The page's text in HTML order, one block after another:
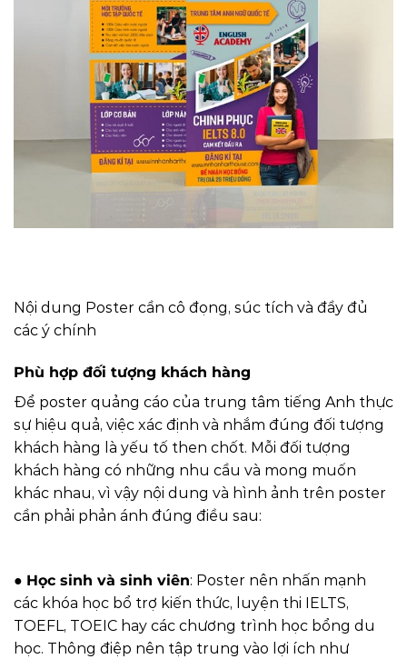
Nội dung Poster cần cô đọng, súc tích và đầy đủ
các ý chính
Phù hợp đối tượng khách hàng
Để poster quảng cáo của trung tâm tiếng Anh thực
sự hiệu quả, việc xác định và nhắm đúng đối tượng
khách hàng là yếu tố then chốt. Mỗi đối tượng
khách hàng có những nhu cầu và mong muốn
khác nhau, vì vậy nội dung và hình ảnh trên poster
cần phải phản ánh đúng điều sau:
● Học sinh và sinh viên: Poster nên nhấn mạnh
các khóa học bổ trợ kiến thức, luyện thi IELTS,
TOEFL, TOEIC hay các chương trình học bổng du
học. Thông điệp nên tập trung vào lợi ích như